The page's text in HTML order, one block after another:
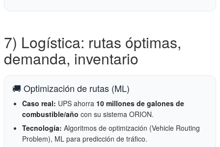
7) Logística: rutas óptimas,
demanda, inventario
🚚 Optimización de rutas (ML)
Caso real: UPS ahorra 10 millones de galones de
combustible/año con su sistema ORION.
Tecnología: Algoritmos de optimización (Vehicle Routing
Problem), ML para predicción de tráfico.